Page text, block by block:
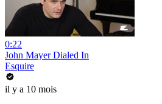
0:22
John Mayer Dialed In
Esquire
il y a 10 mois